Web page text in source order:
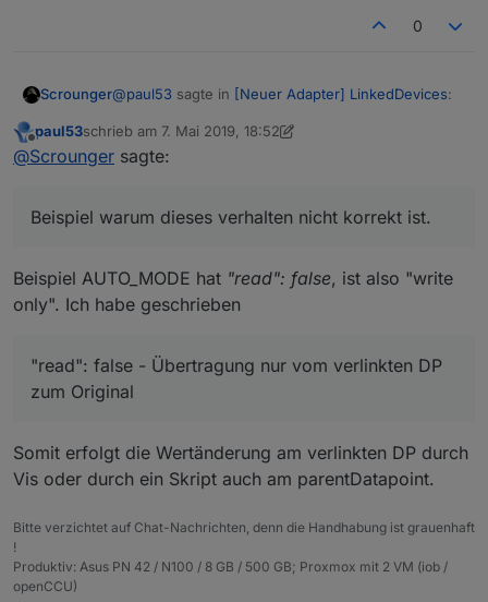
0
Scrounger@paul53 sagte in [Neuer Adapter] LinkedDevices:
@Scrounger
In deinem Fall würde das parentObjekt
Wirklich ? "read": false, "write": trueist dieser
Fall:
"read": false - Übertragung nur vom
bitte ein Beispiel warum dieses verhalten nicht
Offline
paul53schrieb am 7. Mai 2019, 18:52
zuletzt editiert von paul535. Juli 2019, 20:53
@Scrounger sagte:
Beispiel warum dieses verhalten nicht korrekt ist.
Beispiel AUTO_MODE hat "read": false, ist also "write
only". Ich habe geschrieben
"read": false - Übertragung nur vom verlinkten DP
zum Original
Somit erfolgt die Wertänderung am verlinkten DP durch
Vis oder durch ein Skript auch am parentDatapoint.
Bitte verzichtet auf Chat-Nachrichten, denn die Handhabung ist grauenhaft
!
Produktiv: Asus PN 42 / N100 / 8 GB / 500 GB; Proxmox mit 2 VM (iob /
openCCU)